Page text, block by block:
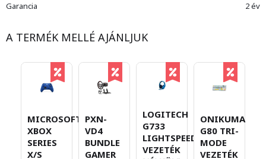
Garancia
2 év
A TERMÉK MELLÉ AJÁNLJUK
MICROSOFT
XBOX
SERIES
X/S
PXN-
VD4
BUNDLE
GAMER
LOGITECH
G733
LIGHTSPEED
VEZETÉK
ONIKUMA
G80 TRI-
MODE
VEZETÉK